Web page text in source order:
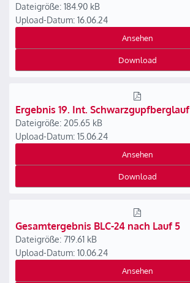
Dateigröße: 184.90 kB
Upload-Datum: 16.06.24
Ansehen
Download
Ergebnis 19. Int. Schwarzgupfberglauf
Dateigröße: 205.65 kB
Upload-Datum: 15.06.24
Ansehen
Download
Gesamtergebnis BLC-24 nach Lauf 5
Dateigröße: 719.61 kB
Upload-Datum: 10.06.24
Ansehen